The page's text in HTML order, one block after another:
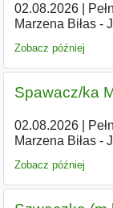
02.08.2026|
Marzena Biłas -
Zobacz później
Spawacz/ka
02.08.2026|
Marzena Biłas -
Zobacz później